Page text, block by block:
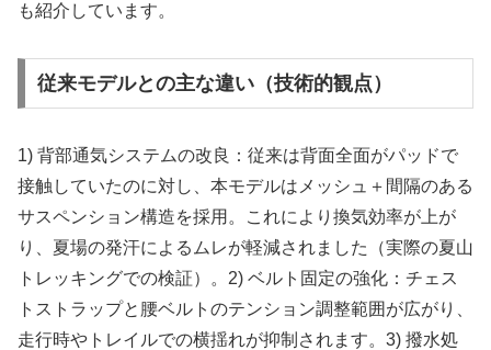
も紹介しています。
従来モデルとの主な違い（技術的観点）
1) 背部通気システムの改良：従来は背面全面がパッドで
接触していたのに対し、本モデルはメッシュ＋間隔のある
サスペンション構造を採用。これにより換気効率が上が
り、夏場の発汗によるムレが軽減されました（実際の夏山
トレッキングでの検証）。2) ベルト固定の強化：チェス
トストラップと腰ベルトのテンション調整範囲が広がり、
走行時やトレイルでの横揺れが抑制されます。3) 撥水処